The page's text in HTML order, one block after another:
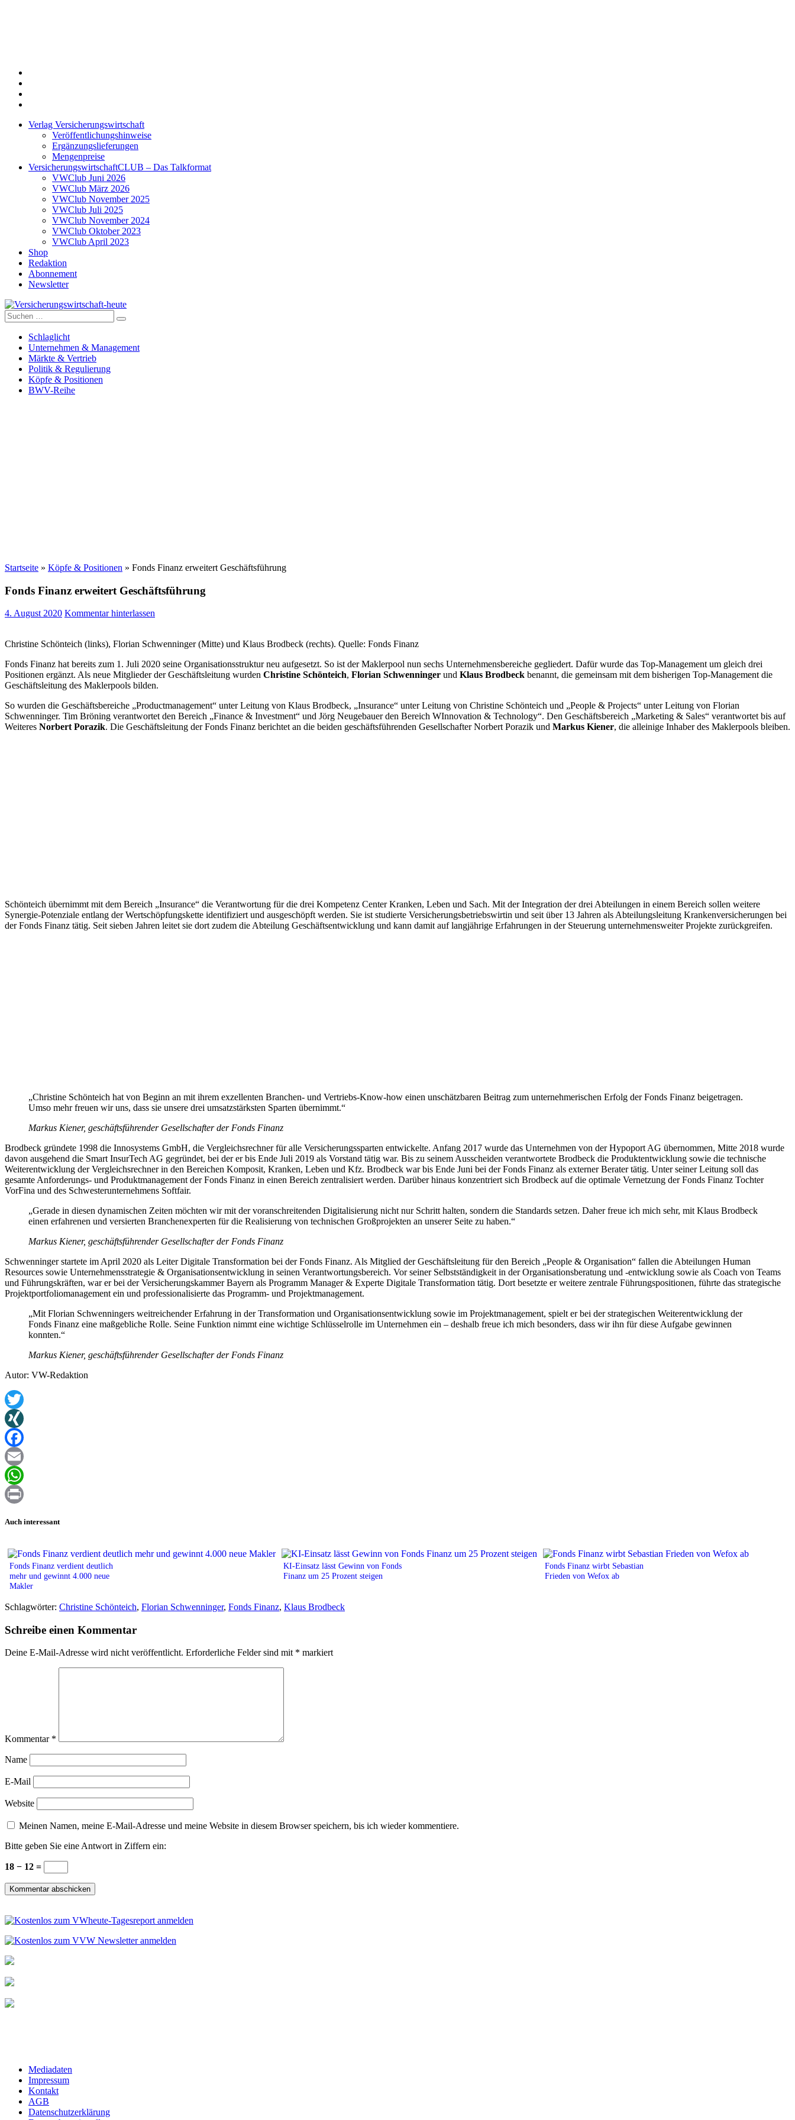
Verlag Versicherungswirtschaft
Veröffentlichungshinweise
Ergänzungslieferungen
Mengenpreise
VersicherungswirtschaftCLUB – Das Talkformat
VWClub Juni 2026
VWClub März 2026
VWClub November 2025
VWClub Juli 2025
VWClub November 2024
VWClub Oktober 2023
VWClub April 2023
Shop
Redaktion
Abonnement
Newsletter
Versicherungswirtschaft-heute
Suche
nach:
Schlaglicht
Unternehmen & Management
Märkte & Vertrieb
Politik & Regulierung
Köpfe & Positionen
BWV-Reihe
Startseite » Köpfe & Positionen » Fonds Finanz erweitert Geschäftsführung
Fonds Finanz erweitert Geschäftsführung
4. August 2020 Kommentar hinterlassen
Christine Schönteich (links), Florian Schwenninger (Mitte) und Klaus Brodbeck (rechts). Quelle: Fonds Finanz
Fonds Finanz hat bereits zum 1. Juli 2020 seine Organisationsstruktur neu aufgesetzt. So ist der Maklerpool nun sechs Unternehmensbereiche gegliedert. Dafür wurde das Top-Management um gleich drei
Positionen ergänzt. Als neue Mitglieder der Geschäftsleitung wurden Christine Schönteich, Florian Schwenninger und Klaus Brodbeck benannt, die gemeinsam mit dem bisherigen Top-Management die
Geschäftsleitung des Maklerpools bilden.
So wurden die Geschäftsbereiche „Productmanagement“ unter Leitung von Klaus Brodbeck, „Insurance“ unter Leitung von Christine Schönteich und „People & Projects“ unter Leitung von Florian
Schwenninger. Tim Bröning verantwortet den Bereich „Finance & Investment“ und Jörg Neugebauer den Bereich WInnovation & Technology“. Den Geschäftsbereich „Marketing & Sales“ verantwortet bis auf
Weiteres Norbert Porazik. Die Geschäftsleitung der Fonds Finanz berichtet an die beiden geschäftsführenden Gesellschafter Norbert Porazik und Markus Kiener, die alleinige Inhaber des Maklerpools bleiben.
Schönteich übernimmt mit dem Bereich „Insurance“ die Verantwortung für die drei Kompetenz Center Kranken, Leben und Sach. Mit der Integration der drei Abteilungen in einem Bereich sollen weitere
Synergie-Potenziale entlang der Wertschöpfungskette identifiziert und ausgeschöpft werden. Sie ist studierte Versicherungsbetriebswirtin und seit über 13 Jahren als Abteilungsleitung Krankenversicherungen bei
der Fonds Finanz tätig. Seit sieben Jahren leitet sie dort zudem die Abteilung Geschäftsentwicklung und kann damit auf langjährige Erfahrungen in der Steuerung unternehmensweiter Projekte zurückgreifen.
„Christine Schönteich hat von Beginn an mit ihrem exzellenten Branchen- und Vertriebs-Know-how einen unschätzbaren Beitrag zum unternehmerischen Erfolg der Fonds Finanz beigetragen.
Umso mehr freuen wir uns, dass sie unsere drei umsatzstärksten Sparten übernimmt.“
Markus Kiener, geschäftsführender Gesellschafter der Fonds Finanz
Brodbeck gründete 1998 die Innosystems GmbH, die Vergleichsrechner für alle Versicherungssparten entwickelte. Anfang 2017 wurde das Unternehmen von der Hypoport AG übernommen, Mitte 2018 wurde
davon ausgehend die Smart InsurTech AG gegründet, bei der er bis Ende Juli 2019 als Vorstand tätig war. Bis zu seinem Ausscheiden verantwortete Brodbeck die Produktentwicklung sowie die technische
Weiterentwicklung der Vergleichsrechner in den Bereichen Komposit, Kranken, Leben und Kfz. Brodbeck war bis Ende Juni bei der Fonds Finanz als externer Berater tätig. Unter seiner Leitung soll das
gesamte Anforderungs- und Produktmanagement der Fonds Finanz in einen Bereich zentralisiert werden. Darüber hinaus konzentriert sich Brodbeck auf die optimale Vernetzung der Fonds Finanz Tochter
VorFina und des Schwesterunternehmens Softfair.
„Gerade in diesen dynamischen Zeiten möchten wir mit der voranschreitenden Digitalisierung nicht nur Schritt halten, sondern die Standards setzen. Daher freue ich mich sehr, mit Klaus Brodbeck
einen erfahrenen und versierten Branchenexperten für die Realisierung von technischen Großprojekten an unserer Seite zu haben.“
Markus Kiener, geschäftsführender Gesellschafter der Fonds Finanz
Schwenninger startete im April 2020 als Leiter Digitale Transformation bei der Fonds Finanz. Als Mitglied der Geschäftsleitung für den Bereich „People & Organisation“ fallen die Abteilungen Human
Resources sowie Unternehmensstrategie & Organisationsentwicklung in seinen Verantwortungsbereich. Vor seiner Selbstständigkeit in der Organisationsberatung und -entwicklung sowie als Coach von Teams
und Führungskräften, war er bei der Versicherungskammer Bayern als Programm Manager & Experte Digitale Transformation tätig. Dort besetzte er weitere zentrale Führungspositionen, führte das strategische
Projektportfoliomanagement ein und professionalisierte das Programm- und Projektmanagement.
„Mit Florian Schwenningers weitreichender Erfahrung in der Transformation und Organisationsentwicklung sowie im Projektmanagement, spielt er bei der strategischen Weiterentwicklung der
Fonds Finanz eine maßgebliche Rolle. Seine Funktion nimmt eine wichtige Schlüsselrolle im Unternehmen ein – deshalb freue ich mich besonders, dass wir ihn für diese Aufgabe gewinnen
konnten.“
Markus Kiener, geschäftsführender Gesellschafter der Fonds Finanz
Autor: VW-Redaktion
Twitter
XING
Facebook
Email
WhatsApp
Auch interessant
Fonds Finanz verdient deutlich
mehr und gewinnt 4.000 neue
Makler
KI-Einsatz lässt Gewinn von Fonds
Finanz um 25 Prozent steigen
Fonds Finanz wirbt Sebastian
Frieden von Wefox ab
Schlagwörter: Christine Schönteich, Florian Schwenninger, Fonds Finanz, Klaus Brodbeck
Schreibe einen Kommentar
Deine E-Mail-Adresse wird nicht veröffentlicht. Erforderliche Felder sind mit * markiert
Kommentar *
Name
E-Mail
Website
Meinen Namen, meine E-Mail-Adresse und meine Website in diesem Browser speichern, bis ich wieder kommentiere.
Bitte geben Sie eine Antwort in Ziffern ein:
18 − 12 =
Mediadaten
Impressum
Kontakt
AGB
Datenschutzerklärung